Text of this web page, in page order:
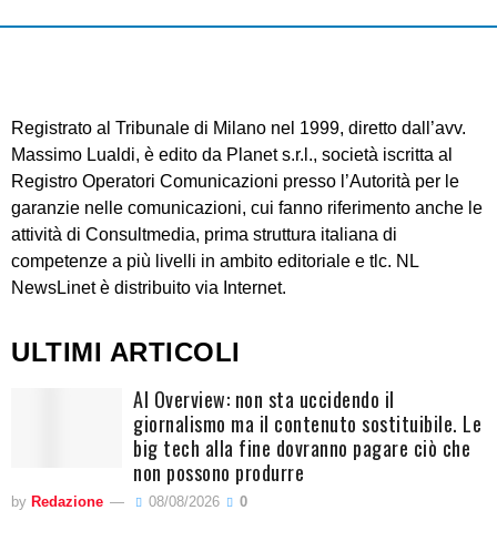
Registrato al Tribunale di Milano nel 1999, diretto dall’avv.
Massimo Lualdi, è edito da Planet s.r.l., società iscritta al
Registro Operatori Comunicazioni presso l’Autorità per le
garanzie nelle comunicazioni, cui fanno riferimento anche le
attività di Consultmedia, prima struttura italiana di
competenze a più livelli in ambito editoriale e tlc. NL
NewsLinet è distribuito via Internet.
ULTIMI ARTICOLI
AI Overview: non sta uccidendo il
giornalismo ma il contenuto sostituibile. Le
big tech alla fine dovranno pagare ciò che
non possono produrre
by Redazione 08/08/2026 0